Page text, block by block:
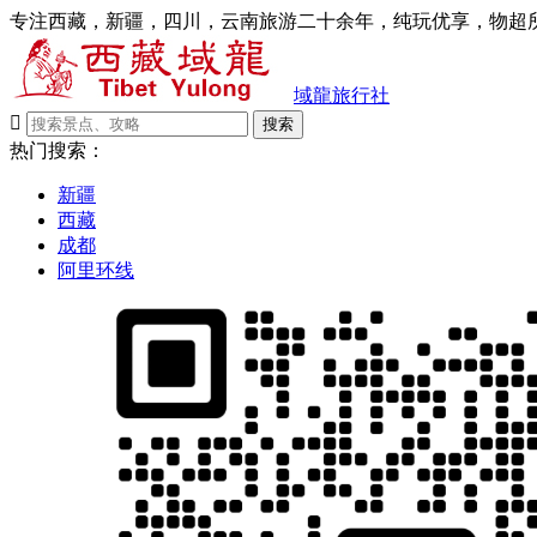
专注西藏，新疆，四川，云南旅游二十余年，纯玩优享，物超
域龍旅行社

搜索
热门搜索：
新疆
西藏
成都
阿里环线